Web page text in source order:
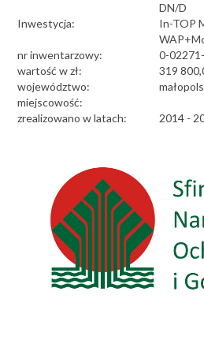
DN/D
Inwestycja:
In-TOP
nr inwentarzowy:
0-
wartość w zł:
319
województwo:
miejscowość:
zrealizowano w latach:
2014 -